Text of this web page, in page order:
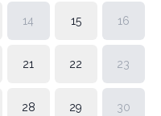
14 15 16
21 22 23
28 29 30